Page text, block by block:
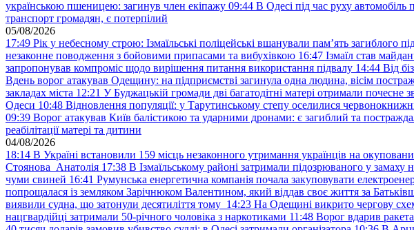
українською пшеницею: загинув член екіпажу 09:44 В Одесі під час руху автомобіль
транспорт громадян, є потерпілий
05/08/2026
17:49 Рік у небесному строю: Ізмаїльські поліцейські вшанували пам’ять загиблого
незаконне поводження з бойовими припасами та вибухівкою 16:47 Ізмаїл став
запропонував компроміс щодо вирішення питання використання підвалу 14:44 Від
Вдень ворог атакував Одещину: на підприємстві загинула одна людина, вісім
закладах міста 12:21 У Буджацькій громади дві багатодітні матері отримали почесне
Одеси 10:48 Відновлення популяції: у Тарутинському степу оселилися
09:39 Ворог атакував Київ балістикою та ударними дронами: є загиблий та
реабілітації матері та дитини
04/08/2026
18:14 В Україні встановили 159 місць незаконного утримання українців на
Стоянова Анатолія 17:38 В Ізмаїльському районі затримали підозрюваного у замаху
чуми свиней 16:41 Румунська енергетична компанія почала закуповувати
попрощалася із земляком Зарічнюком Валентином, який віддав своє життя за
виявили судна, що затонули десятиліття тому 14:23 На Одещині викрито чергову
нацгвардійці затримали 50-річного чоловіка з наркотиками 11:48 Ворог вдарив